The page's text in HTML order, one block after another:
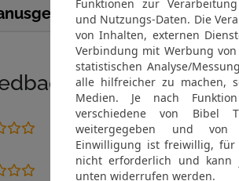
Berenbostel
geben?